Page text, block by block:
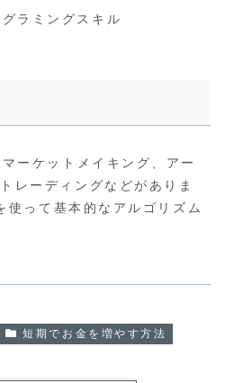
ラミングスキル
ーケットメイキング、アー
レーディングなどがありま
って基本的なアルゴリズム
短期でお金を増やす方法